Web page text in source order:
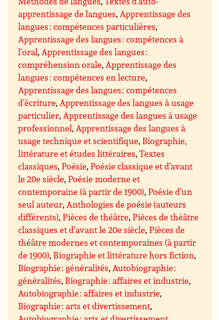
apprentissage de langues,Apprentissage des
langues : compétences particulières,
Apprentissage des langues : compétences à
l’oral,Apprentissage des langues :
compréhension orale,Apprentissage des
langues : compétences en lecture,
Apprentissage des langues : compétences
d’écriture,Apprentissage des langues à usage
particulier,Apprentissage des langues à usage
professionnel,Apprentissage des langues à
usage technique et scientifique, Biographie,
littérature et études littéraires,Textes
classiques,Poésie,Poésie classique et d’avant
le 20e siècle,Poésie moderne et
contemporaine (à partir de 1900),Poésie d’un
seul auteur,Anthologies de poésie (auteurs
différents),Pièces de théâtre,Pièces de théâtre
classiques et d’avant le 20e siècle,Pièces de
théâtre modernes et contemporaines (à partir
de 1900), Biographie et littérature hors fiction,
Biographie : généralités,Autobiographie :
généralités, Biographie : affaires et industrie,
Autobiographie : affaires et industrie,
Biographie : arts et divertissement,